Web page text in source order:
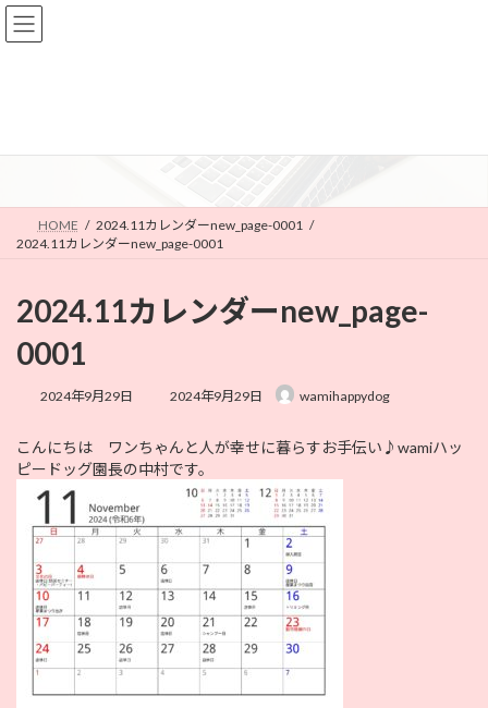
コ
ン
プ
ナ
ビ
動
HOME
2024.11カレンダーnew_page-0001
2024.11カレンダーnew_page-0001
2024.11カレンダーnew_page-
0001
2024年9月29日
最
新
日
2024年9月29日 wamihappydog
こんにちは ワンちゃんと人が幸せに暮らすお手伝い♪wamiハッ
ピードッグ園長の中村です。